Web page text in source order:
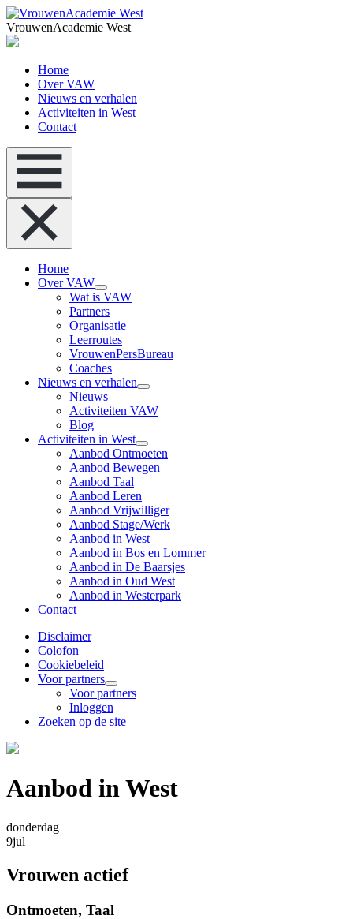
VrouwenAcademie West
Home
Over VAW
Nieuws en verhalen
Activiteiten in West
Contact
Home
Over VAW
Wat is VAW
Partners
Organisatie
Leerroutes
VrouwenPersBureau
Coaches
Nieuws en verhalen
Nieuws
Activiteiten VAW
Blog
Activiteiten in West
Aanbod Ontmoeten
Aanbod Bewegen
Aanbod Taal
Aanbod Leren
Aanbod Vrijwilliger
Aanbod Stage/Werk
Aanbod in West
Aanbod in Bos en Lommer
Aanbod in De Baarsjes
Aanbod in Oud West
Aanbod in Westerpark
Contact
Disclaimer
Colofon
Cookiebeleid
Voor partners
Voor partners
Inloggen
Zoeken op de site
Aanbod in West
donderdag
9jul
Vrouwen actief
Ontmoeten, Taal